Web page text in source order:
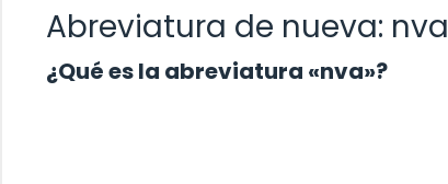
Abreviatura de nueva: nva
¿Qué es la abreviatura «nva»?